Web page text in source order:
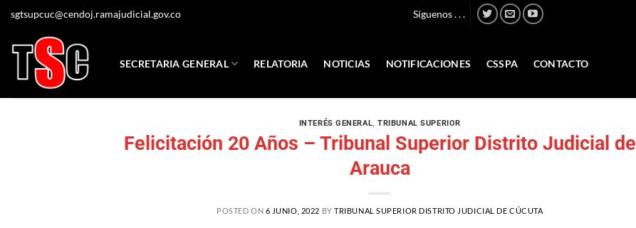
sgtsupcuc@cendoj.ramajudicial.gov.co Síguenos . . .
SECRETARIA GENERAL RELATORIA NOTICIAS NOTIFICACIONES CSSPA CONTACTO
INTERÉS GENERAL,TRIBUNAL SUPERIOR
Felicitación 20 Años – Tribunal Superior Distrito Judicial de
Arauca
POSTED ON 6 JUNIO, 2022 BYTRIBUNAL SUPERIOR DISTRITO JUDICIAL DE CÚCUTA